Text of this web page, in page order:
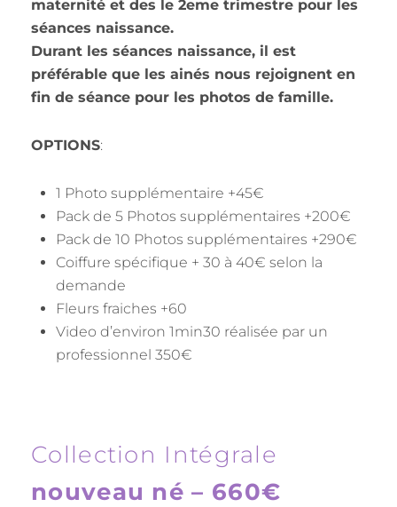
maternité et des le 2eme trimestre pour les
séances naissance.
Durant les séances naissance, il est
préférable que les ainés nous rejoignent en
fin de séance pour les photos de famille.
OPTIONS:
1 Photo supplémentaire +45€
Pack de 5 Photos supplémentaires +200€
Pack de 10 Photos supplémentaires +290€
Coiffure spécifique + 30 à 40€ selon la
demande
Fleurs fraiches +60
Video d’environ 1min30 réalisée par un
professionnel 350€
Collection Intégrale
nouveau né – 660€